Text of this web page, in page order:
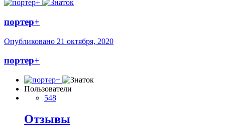
портер+
Опубликовано 21 октября, 2020
портер+
Пользователи
548
Отзывы